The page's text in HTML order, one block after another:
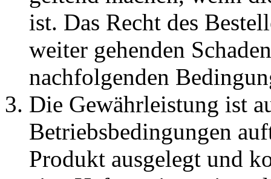
ist. Das Recht des
weiter gehenden
nachfolgenden
Die Gewährleistung ist
Betriebsbedingungen
Produkt ausgelegt und